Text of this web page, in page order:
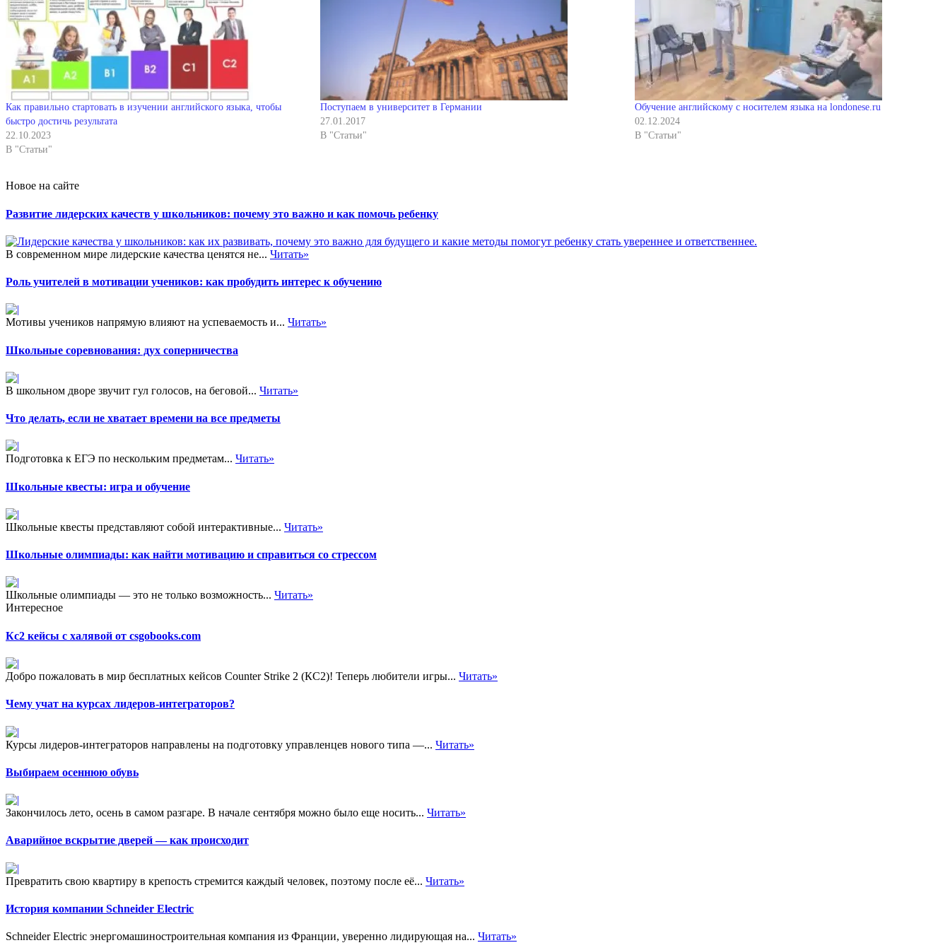
Как правильно стартовать в изучении английского языка, чтобы
быстро достичь результата
22.10.2023
В "Статьи"
Поступаем в университет в Германии
27.01.2017
В "Статьи"
Обучение английскому с носителем языка на londonese.ru
02.12.2024
В "Статьи"
Новое на сайте
Развитие лидерских качеств у школьников: почему это важно и как помочь ребенку
В современном мире лидерские качества ценятся не... Читать»
Роль учителей в мотивации учеников: как пробудить интерес к обучению
Мотивы учеников напрямую влияют на успеваемость и... Читать»
Школьные соревнования: дух соперничества
В школьном дворе звучит гул голосов, на беговой... Читать»
Что делать, если не хватает времени на все предметы
Подготовка к ЕГЭ по нескольким предметам... Читать»
Школьные квесты: игра и обучение
Школьные квесты представляют собой интерактивные... Читать»
Школьные олимпиады: как найти мотивацию и справиться со стрессом
Школьные олимпиады — это не только возможность... Читать»
Интересное
Кс2 кейсы с халявой от csgobooks.com
Добро пожаловать в мир бесплатных кейсов Counter Strike 2 (КС2)! Теперь любители игры... Читать»
Чему учат на курсах лидеров-интеграторов?
Курсы лидеров-интеграторов направлены на подготовку управленцев нового типа —... Читать»
Выбираем осеннюю обувь
Закончилось лето, осень в самом разгаре. В начале сентября можно было еще носить... Читать»
Аварийное вскрытие дверей — как происходит
Превратить свою квартиру в крепость стремится каждый человек, поэтому после её... Читать»
История компании Schneider Electric
Schneider Electric энергомашиностроительная компания из Франции, уверенно лидирующая на... Читать»